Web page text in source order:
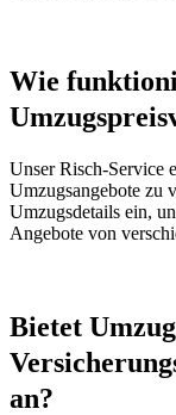
Wie
Unser Risch-Service
Umzugsangebote zu
Umzugsdetails ein,
Angebote von
Bietet
an?